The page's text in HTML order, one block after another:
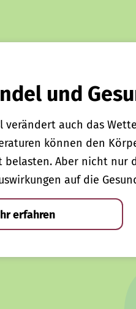
und
verändert auch das
können den
belasten. Aber nicht nur
auf die
erfahren